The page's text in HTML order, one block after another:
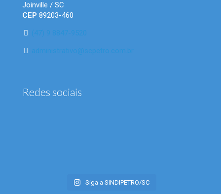
Joinville / SC
CEP 89203-460
(47) 9 8847-9520
administrativo@scpetro.com.br
Redes sociais
Siga a SINDIPETRO/SC